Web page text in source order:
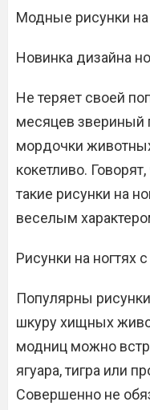
Модные рисунки на
Новинка дизайна
Не теряет своей
месяцев
мордочки
кокетливо.
такие рисунки на
веселым
Рисунки на ногтях
Популярны
шкуру хищных
модниц можно
ягуара, тигра или
Совершенно не